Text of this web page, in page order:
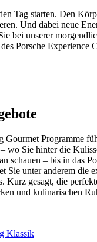
Tag starten. Den
Und dabei neue
bei unserer
Porsche Experience
Gourmet Programme
wo Sie hinter die
schauen – bis in das
Sie unter anderem die
Kurz gesagt, die
und kulinarischen
Klassik